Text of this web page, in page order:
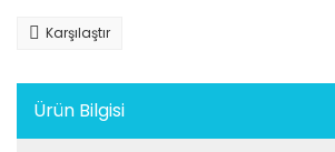
Karşılaştır
Ürün Bilgisi